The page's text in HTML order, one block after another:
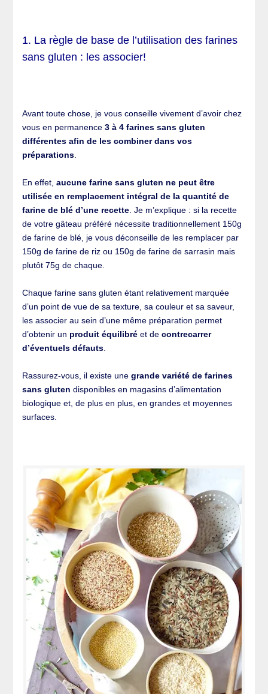
1. La règle de base de l’utilisation des farines
sans gluten : les associer!
Avant toute chose, je vous conseille vivement d’avoir chez
vous en permanence3 à 4 farines sans gluten
différentes afin de les combiner dans vos
préparations
En effet,aucune farine sans gluten ne peut être
utilisée en remplacement intégral de la quantité de
farine de blé d’une recette . Je m’explique : si la recette
de votre gâteau préféré nécessite traditionnellement 150g
de farine de blé, je vous déconseille de les remplacer par
150g de farine de riz ou 150g de farine de sarrasin mais
plutôt 75g de chaque.
Chaque farine sans gluten étant relativement marquée
d’un point de vue de sa texture, sa couleur et sa saveur,
les associer au sein d’une même préparation permet
d’obtenir un produit équilibré et decontrecarrer
d’éventuels défauts
Rassurez-vous, il existe unegrande variété de farines
sans gluten disponibles en magasins d’alimentation
biologique et, de plus en plus, en grandes et moyennes
surfaces.